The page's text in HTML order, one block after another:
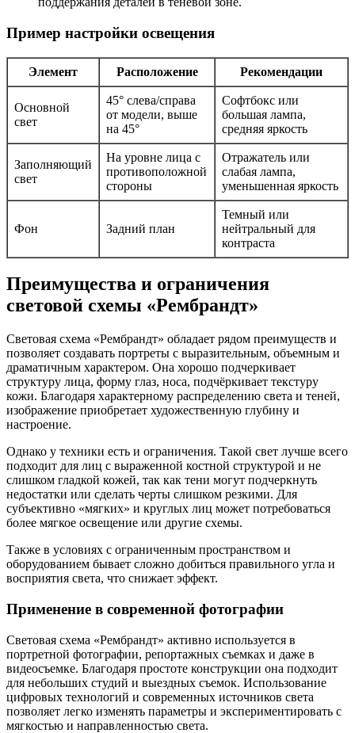
Пример настройки освещения
Элемент Расположение Рекомендации
Основной
свет
45° слева/справа
от модели, выше
на 45°
Софтбокс или
большая лампа,
средняя яркость
Заполняющий
свет
На уровне лица с
противоположной
стороны
Отражатель или
слабая лампа,
уменьшенная яркость
Фон Задний план
Темный или
нейтральный для
контраста
Преимущества и ограничения
световой схемы «Рембрандт»
Световая схема «Рембрандт» обладает рядом преимуществ и
позволяет создавать портреты с выразительным, объемным и
драматичным характером. Она хорошо подчеркивает
структуру лица, форму глаз, носа, подчёркивает текстуру
кожи. Благодаря характерному распределению света и теней,
изображение приобретает художественную глубину и
настроение.
Однако у техники есть и ограничения. Такой свет лучше всего
подходит для лиц с выраженной костной структурой и не
слишком гладкой кожей, так как тени могут подчеркнуть
недостатки или сделать черты слишком резкими. Для
субъективно «мягких» и круглых лиц может потребоваться
более мягкое освещение или другие схемы.
Также в условиях с ограниченным пространством и
оборудованием бывает сложно добиться правильного угла и
восприятия света, что снижает эффект.
Применение в современной фотографии
Световая схема «Рембрандт» активно используется в
портретной фотографии, репортажных съемках и даже в
видеосъемке. Благодаря простоте конструкции она подходит
для небольших студий и выездных съемок. Использование
цифровых технологий и современных источников света
позволяет легко изменять параметры и экспериментировать с
мягкостью и направленностью света.